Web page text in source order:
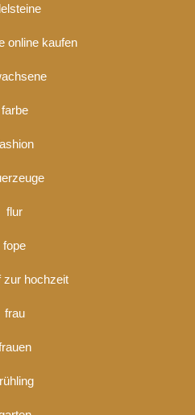
online kaufen
farbe
flur
fope
zur hochzeit
frau